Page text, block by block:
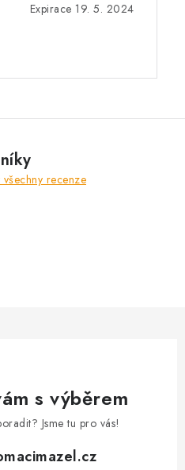
Expirace 19. 5. 2024
recenze
s výběrem
Jsme tu pro vás!